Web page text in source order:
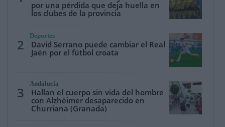
por una pérdida que deja huella en
los clubes de la provincia
2
Deportes
David Serrano puede cambiar el Real
Jaén por el fútbol croata
3
Andalucía
Hallan el cuerpo sin vida del hombre
con Alzhéimer desaparecido en
Churriana (Granada)